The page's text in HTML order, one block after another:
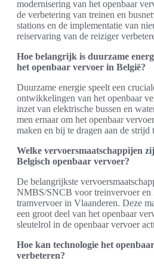
modernisering van het openbaar
de verbetering van treinen en
stations en de implementatie van
reiservaring van de reiziger
Hoe belangrijk is duurzame
het openbaar vervoer in België?
Duurzame energie speelt een
ontwikkelingen van het openbaar
inzet van elektrische bussen en
men ernaar om het openbaar
maken en bij te dragen aan de strijd
Welke vervoersmaatschappijen
Belgisch openbaar vervoer?
De belangrijkste
NMBS/SNCB voor treinvervoer en
tramvervoer in Vlaanderen. Deze
een groot deel van het openbaar
sleutelrol in de openbaar vervoer
Hoe kan technologie het
verbeteren?